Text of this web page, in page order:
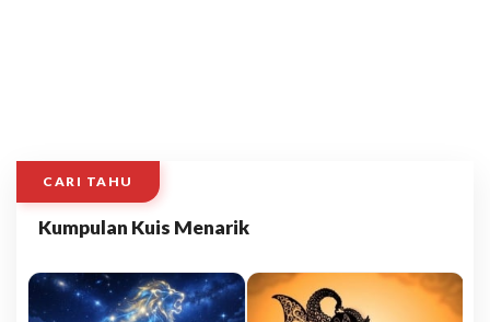
CARI TAHU
Kumpulan Kuis Menarik